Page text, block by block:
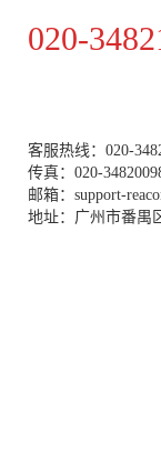
020-
客服热线：020-
传真：020-
邮箱：support-
地址：广州市番禺